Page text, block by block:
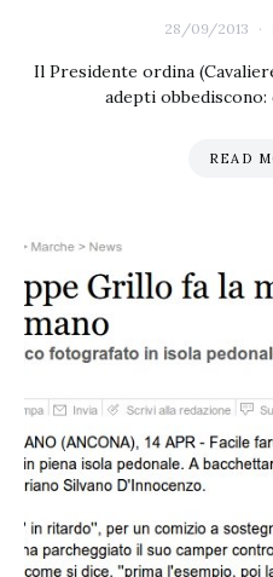
28/09/2013
Il Presidente ordina
adepti
READ